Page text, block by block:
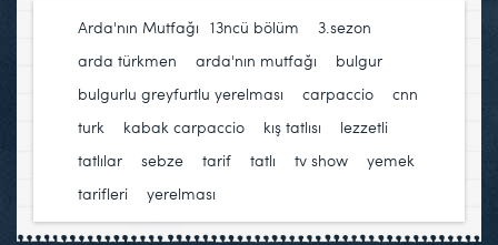
Arda'nın Mutfağı 13ncü bölüm 3.sezon
arda türkmen
arda'nın mutfağı bulgur
bulgurlu greyfurtlu yerelması
carpaccio
cnn
turk
kabak carpaccio kış tatlısı
lezzetli
tatlılar
sebze tarif tatlı tv show
yemek
tarifleri
yerelması